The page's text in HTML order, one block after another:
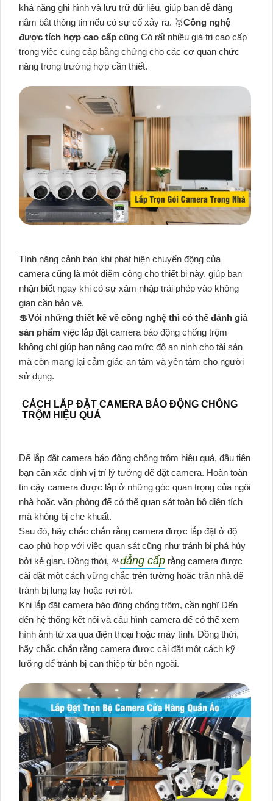
khả năng ghi hình và lưu trữ dữ liệu, giúp bạn dễ dàng
nắm bắt thông tin nếu có sự cố xảy ra. 🥇️Công nghệ
được tích hợp cao cấp cũng Có rất nhiều giá trị cao cấp
trong việc cung cấp bằng chứng cho các cơ quan chức
năng trong trường hợp cần thiết.
Tính năng cảnh báo khi phát hiện chuyển động của
camera cũng là một điểm cộng cho thiết bị này, giúp bạn
nhận biết ngay khi có sự xâm nhập trái phép vào không
gian cần bảo vệ.
💲Vói những thiết kế về công nghệ thì có thể đánh giá
sản phẩm việc lắp đặt camera báo động chống trộm
không chỉ giúp bạn nâng cao mức độ an ninh cho tài sản
mà còn mang lại cảm giác an tâm và yên tâm cho người
sử dụng.
CÁCH LẮP ĐẶT CAMERA BÁO ĐỘNG CHỐNG
TRỘM HIỆU QUẢ
Để lắp đặt camera báo động chống trộm hiệu quả, đầu tiên
bạn cần xác định vị trí lý tưởng để đặt camera. Hoàn toàn
tin cậy camera được lắp ở những góc quan trọng của ngôi
nhà hoặc văn phòng để có thể quan sát toàn bộ diện tích
mà không bị che khuất.
Sau đó, hãy chắc chắn rằng camera được lắp đặt ở độ
cao phù hợp với việc quan sát cũng như tránh bị phá hủy
bởi kẻ gian. Đồng thời, ☣️đẳng cấp rằng camera được
cài đặt một cách vững chắc trên tường hoặc trần nhà để
tránh bị lung lay hoặc rơi rớt.
Khi lắp đặt camera báo động chống trộm, cần nghĩ Đến
đến hệ thống kết nối và cấu hình camera để có thể xem
hình ảnh từ xa qua điện thoại hoặc máy tính. Đồng thời,
hãy chắc chắn rằng camera được cài đặt một cách kỹ
lưỡng để tránh bị can thiệp từ bên ngoài.